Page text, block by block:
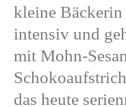
kleine
intensiv und
mit Mohn-
das heute